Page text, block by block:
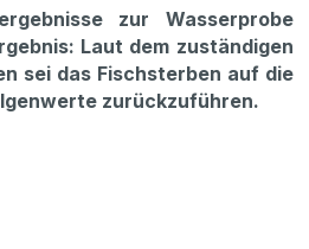
zur Wasserprobe
Laut dem zuständigen
sei das Fischsterben auf die
zurückzuführen.